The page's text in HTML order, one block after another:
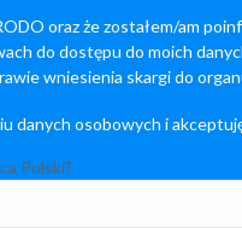
oraz że zostałem/am
do dostępu do moich
wniesienia skargi do
danych osobowych i
Polski?